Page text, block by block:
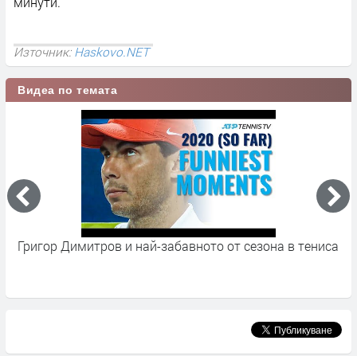
Източник:Haskovo.NET
Видеа по темата
Григор Димитров и най-забавното от сезона в тениса